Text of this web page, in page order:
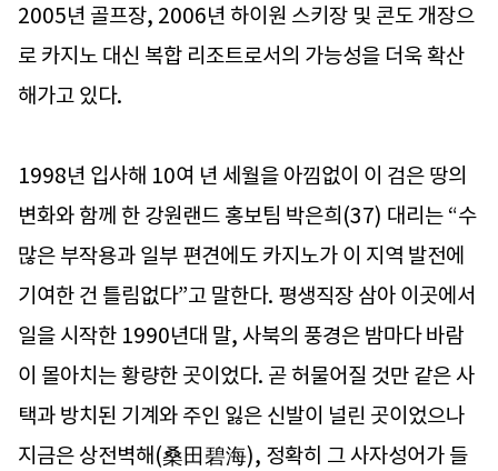
2005년 골프장, 2006년 하이원 스키장 및 콘도 개장으
로 카지노 대신 복합 리조트로서의 가능성을 더욱 확산
해가고 있다.
1998년 입사해 10여 년 세월을 아낌없이 이 검은 땅의
변화와 함께 한 강원랜드 홍보팀 박은희(37) 대리는 “수
많은 부작용과 일부 편견에도 카지노가 이 지역 발전에
기여한 건 틀림없다”고 말한다. 평생직장 삼아 이곳에서
일을 시작한 1990년대 말, 사북의 풍경은 밤마다 바람
이 몰아치는 황량한 곳이었다. 곧 허물어질 것만 같은 사
택과 방치된 기계와 주인 잃은 신발이 널린 곳이었으나
지금은 상전벽해(桑田碧海), 정확히 그 사자성어가 들